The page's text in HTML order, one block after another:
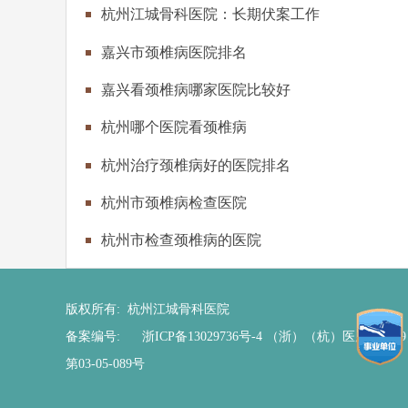
杭州江城骨科医院：长期伏案工作
嘉兴市颈椎病医院排名
嘉兴看颈椎病哪家医院比较好
杭州哪个医院看颈椎病
杭州治疗颈椎病好的医院排名
杭州市颈椎病检查医院
杭州市检查颈椎病的医院
版权所有: 杭州江城骨科医院
备案编号:
浙ICP备13029736号-4 （浙）（杭）医广【
第03-05-089号